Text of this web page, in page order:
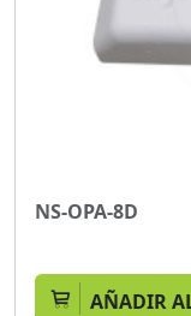
NS-OPA-8D
AÑADIR